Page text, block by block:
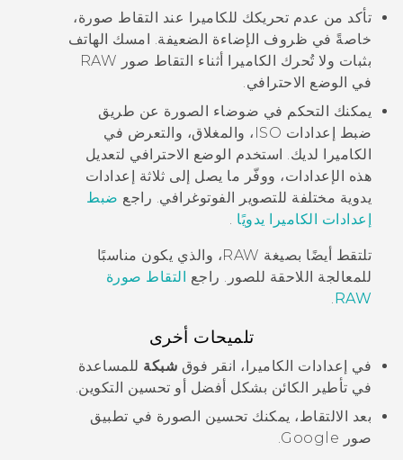
تأكد من عدم تحريكك للكاميرا عند التقاط صورة،
خاصةً في ظروف الإضاءة الضعيفة. امسك الهاتف
بثبات ولا تُحرك الكاميرا أثناء التقاط صور RAW
في الوضع الاحترافي.
يمكنك التحكم في ضوضاء الصورة عن طريق
ضبط إعدادات ISO، والمغلاق، والتعرض في
الكاميرا لديك. استخدم الوضع الاحترافي لتعديل
هذه الإعدادات، ووفّر ما يصل إلى ثلاثة إعدادات
يدوية مختلفة للتصوير الفوتوغرافي. راجع ضبط
إعدادات الكاميرا يدويًا
تلتقط أيضًا بصيغة RAW، والذي يكون مناسبًا
للمعالجة اللاحقة للصور. راجع التقاط صورة
RAW
تلميحات أخرى
في إعدادات الكاميرا، انقر فوق شبكة للمساعدة
في تأطير الكائن بشكل أفضل أو تحسين التكوين.
بعد الالتقاط، يمكنك تحسين الصورة في تطبيق
صور Google
.